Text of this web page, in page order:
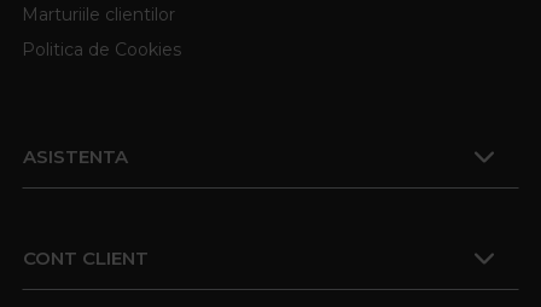
Marturiile clientilor
Politica de Cookies
ASISTENTA
CONT CLIENT